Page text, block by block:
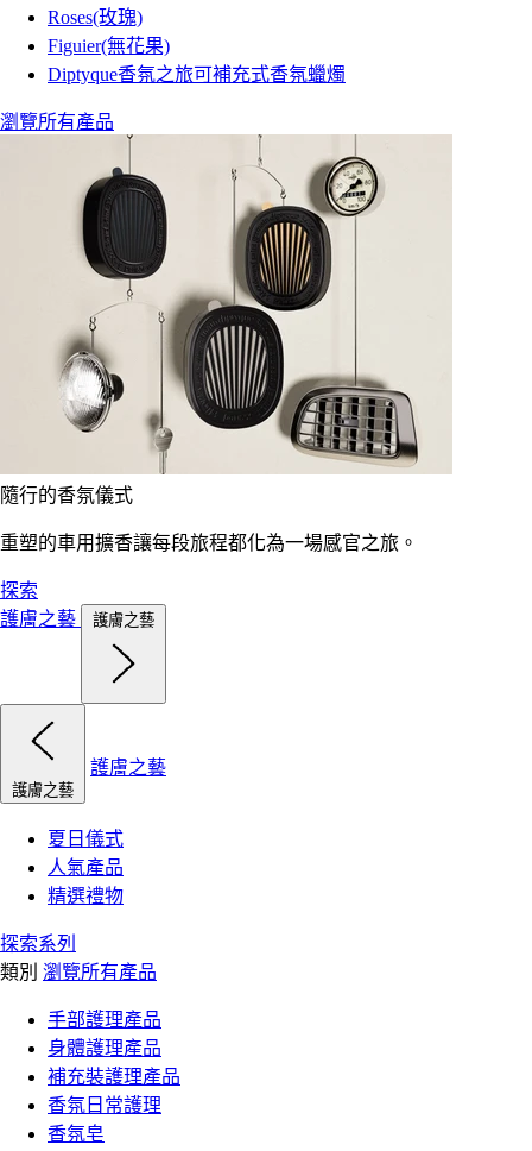
Roses(玫瑰)
Figuier(無花果)
Diptyque香氛之旅可補充式香氛蠟燭
瀏覽所有產品
隨行的香氛儀式
重塑的車用擴香讓每段旅程都化為一場感官之旅。
探索
護膚之藝
護膚之藝
護膚之藝
護膚之藝
夏日儀式
人氣產品
精選禮物
探索系列
類別 瀏覽所有產品
手部護理產品
身體護理產品
補充裝護理產品
香氛日常護理
香氛皂